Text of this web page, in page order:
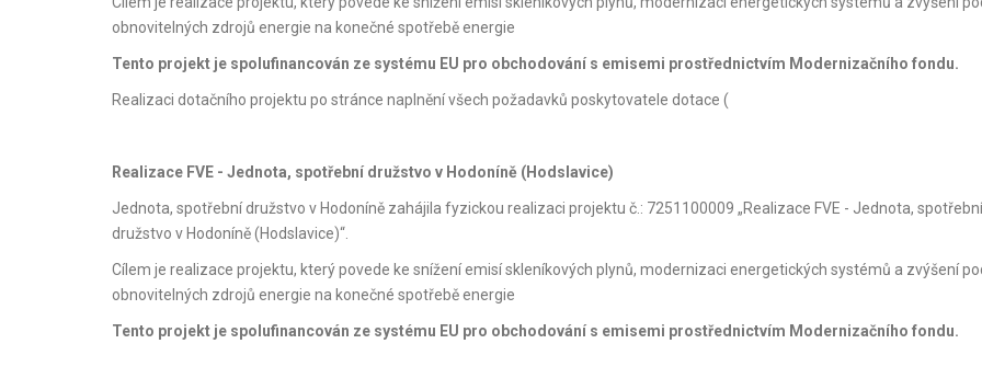
obnovitelných zdrojů energie na konečné spotřebě energie
Tento projekt je spolufinancován ze systému EU pro obchodování s emisemi prostřednictvím Modernizačního fondu.
Realizaci dotačního projektu po stránce naplnění všech požadavků poskytovatele dotace (
Realizace FVE - Jednota, spotřební družstvo v Hodoníně (Hodslavice)
Jednota, spotřební družstvo v Hodoníně zahájila fyzickou realizaci projektu č.: 7251100009 „Realizace FVE - Jednota, spotřební
družstvo v Hodoníně (Hodslavice)“.
Cílem je realizace projektu, který povede ke snížení emisí skleníkových plynů, modernizaci energetických systémů a zvýšení
obnovitelných zdrojů energie na konečné spotřebě energie
Tento projekt je spolufinancován ze systému EU pro obchodování s emisemi prostřednictvím Modernizačního fondu.